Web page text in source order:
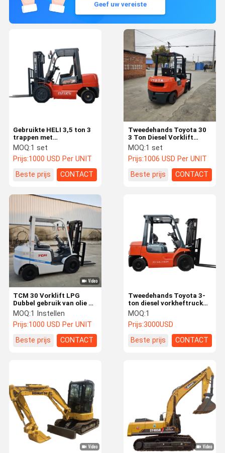
Thuis Producten Videos Over Ons
Geef uw vereiste
Tweedehands Toyota 30
3 Ton Diesel Vorklift
Power Met Beste Prijs
Vorklift Tweedehands Te
Verkopen
MOQ:1 set
Prijs:1006 USD Per UNIT
Beste prijs
CONTACT
Gebruikte HELI 3,5 ton 3
trappen met
zijverschuiving 3,5 ton 5
ton vorklift benzine /
dieselmotor CPCD30
tweedehands vorklift
MOQ:1 set
Prijs:1000 USD Per UNIT
Beste prijs
CONTACT
Tweedehands Toyota 3-
ton diesel vorkheftruck
met centrale cilinder en
zijverschuiving voor
zware ladingen
MOQ:1
Prijs:3000USD
Beste prijs
CONTACT
TCM 30 Vorklift LPG
Dubbel gebruik van olie en
gas TCM Vorklift
tweedehands
MOQ:1 Instellen
Prijs:1000 USD Per UNIT
Beste prijs
CONTACT